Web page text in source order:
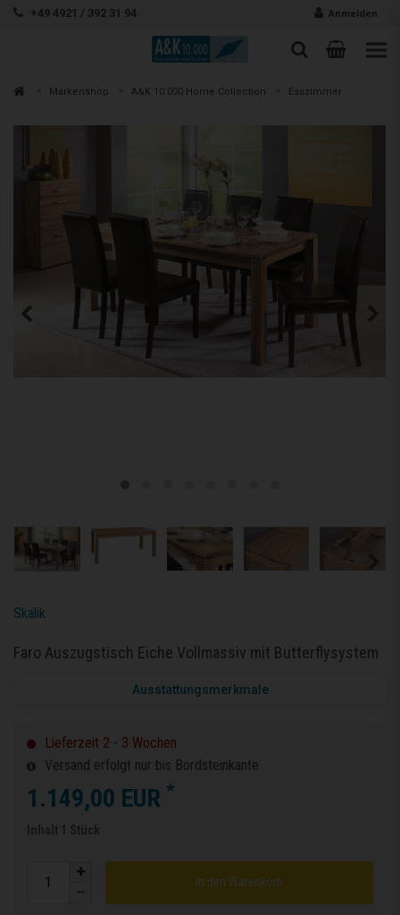
Zum Inhalt springen
+49 4921 / 392 31 94 Anmelden
Suche
Suchen
Zur Markenshop A&K 10.000 Home Collection Esszimmer
Skalik
Faro Auszugstisch Eiche Vollmassiv mit Butterflysystem
Ausstattungsmerkmale
Lieferzeit 2 - 3 Wochen
Versand erfolgt nur bis Bordsteinkante
1.149,00 EUR *
Inhalt 1 Stück
In den Warenkorb